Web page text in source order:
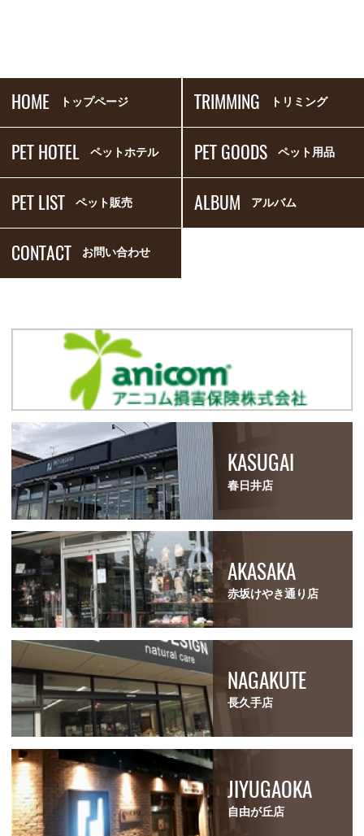
HOME トップページ TRIMMING トリミング
PET HOTEL ペットホテル PET GOODS ペット用品
PET LIST ペット販売 ALBUM アルバム
CONTACT お問い合わせ
KASUGAI
春日井店
AKASAKA
赤坂けやき通り店
NAGAKUTE
長久手店
JIYUGAOKA
自由が丘店